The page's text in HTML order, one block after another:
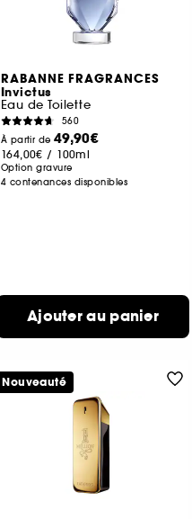
RABANNE FRAGRANCES
Invictus
Eau de Toilette
560
À partir de 49,90€
164,00€ / 100ml
Option gravure
4 contenances disponibles
Ajouter au panier
Nouveauté